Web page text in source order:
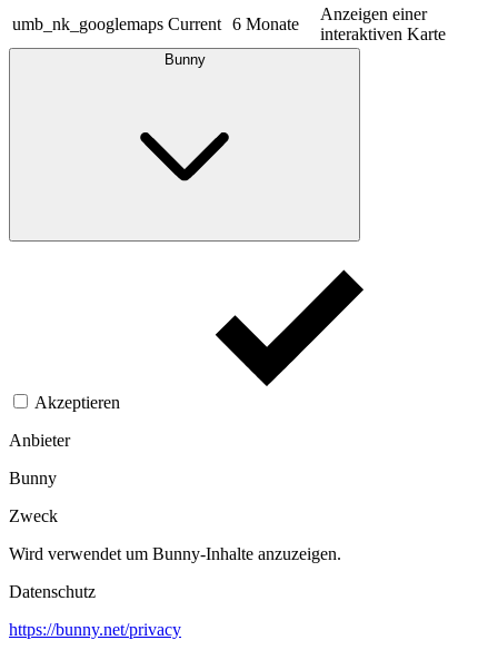
umb_nk_googlemaps Current 6 Monate
Anzeigen einer
interaktiven Karte
Bunny
Akzeptieren
Anbieter
Bunny
Zweck
Wird verwendet um Bunny-Inhalte anzuzeigen.​
Datenschutz
https://bunny.net/privacy